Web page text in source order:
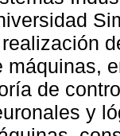
máquinas,
de
y